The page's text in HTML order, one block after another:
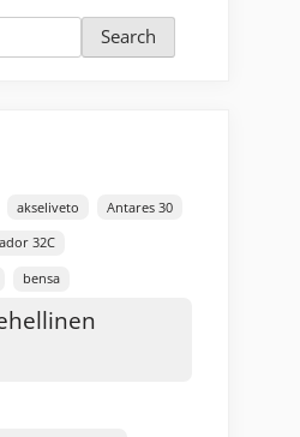
akseliveto Antares 30
32C
bensa